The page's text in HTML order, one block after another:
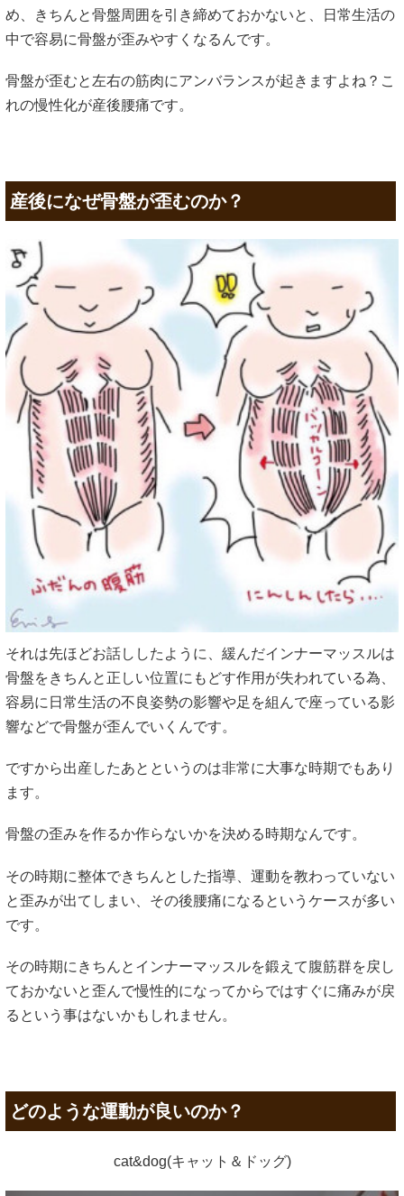
め、きちんと骨盤周囲を引き締めておかないと、日常生活の
中で容易に骨盤が歪みやすくなるんです。
骨盤が歪むと左右の筋肉にアンバランスが起きますよね？こ
れの慢性化が産後腰痛です。
産後になぜ骨盤が歪むのか？
それは先ほどお話ししたように、緩んだインナーマッスルは
骨盤をきちんと正しい位置にもどす作用が失われている為、
容易に日常生活の不良姿勢の影響や足を組んで座っている影
響などで骨盤が歪んでいくんです。
ですから出産したあとというのは非常に大事な時期でもあり
ます。
骨盤の歪みを作るか作らないかを決める時期なんです。
その時期に整体できちんとした指導、運動を教わっていない
と歪みが出てしまい、その後腰痛になるというケースが多い
です。
その時期にきちんとインナーマッスルを鍛えて腹筋群を戻し
ておかないと歪んで慢性的になってからではすぐに痛みが戻
るという事はないかもしれません。
どのような運動が良いのか？
cat&dog(キャット＆ドッグ)